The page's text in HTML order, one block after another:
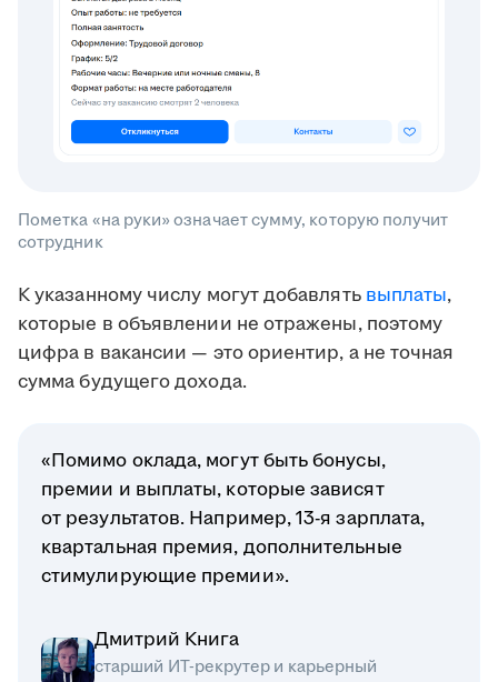
Пометка «на руки» означает сумму, которую получит
сотрудник
К указанному числу могут добавлять выплаты,
которые в объявлении не отражены, поэтому
цифра в вакансии — это ориентир, а не точная
сумма будущего дохода.
«Помимо оклада, могут быть бонусы,
премии и выплаты, которые зависят
от результатов. Например, 13-я зарплата,
квартальная премия, дополнительные
стимулирующие премии».
Дмитрий Книга
старший ИТ-рекрутер и карьерный